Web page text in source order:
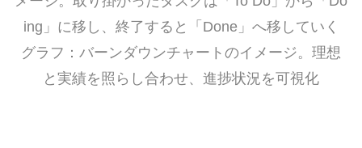
ing」に移し、終了すると「Done」へ移していく
グラフ：バーンダウンチャートのイメージ。理想
と実績を照らし合わせ、進捗状況を可視化